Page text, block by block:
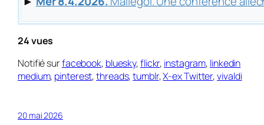
24 vues
Notifié surfacebook, bluesky,flickr, instagram, linkedin
medium, pinterest,threads,tumblr,X-ex Twitter,vivaldi
20 mai 2026